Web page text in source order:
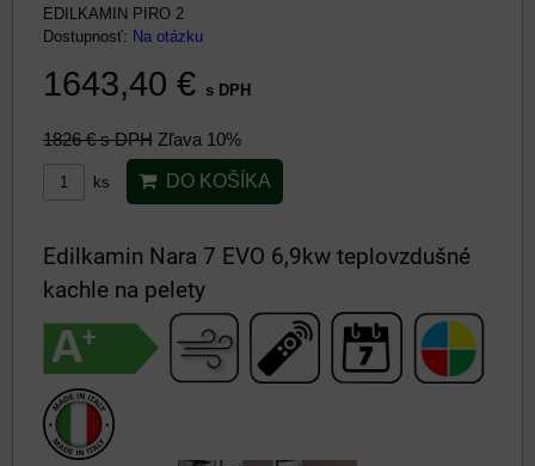
EDILKAMIN PIRO 2
Dostupnosť: Na otázku
1643,40 € s DPH
1826 €s DPH Zľava 10%
ks DO KOŠÍKA
Edilkamin Nara 7 EVO 6,9kw teplovzdušné
kachle na pelety